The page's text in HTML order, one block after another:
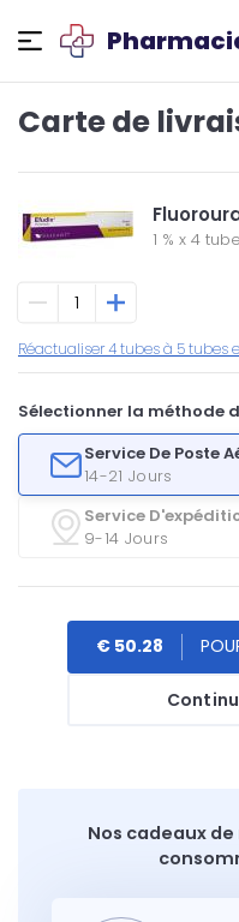
Carte de
1 % x 4
Réactualiser 4 tubes à 5 tubes
Sélectionner la méthode
Service De Poste
14-21 Jours
Service
9-14 Jours
€ 50.28
Nos cadeaux